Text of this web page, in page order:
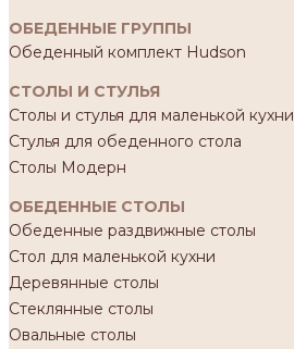
ОБЕДЕННЫЕ ГРУППЫ
Обеденный комплект Hudson
СТОЛЫ И СТУЛЬЯ
Столы и стулья для маленькой кухни
Стулья для обеденного стола
Столы Модерн
ОБЕДЕННЫЕ СТОЛЫ
Обеденные раздвижные столы
Стол для маленькой кухни
Деревянные столы
Стеклянные столы
Овальные столы